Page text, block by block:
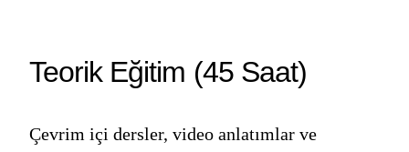
Teorik Eğitim (45 Saat)
Çevrim içi dersler, video anlatımlar ve